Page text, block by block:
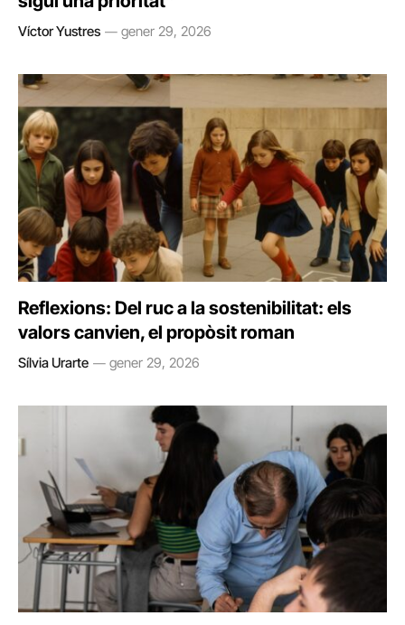
Víctor Yustres gener 29, 2026
Reflexions: Del ruc a la sostenibilitat: els
valors canvien, el propòsit roman
Sílvia Urarte gener 29, 2026